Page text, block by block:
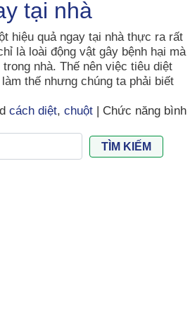
điều
này
bạn
đã
chưa?
tại nhà
hiệu quả ngay tại nhà thực ra rất
là loài động vật gây bệnh hại mà
nhà. Thế nên việc tiêu diệt
thế nhưng chúng ta phải biết
cách diệt, chuột | Chức năng bình
TÌM KIẾM